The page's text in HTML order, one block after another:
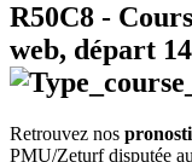
R50C8 -
web, départ
Retrouvez nos
PMU/Zeturf disputée